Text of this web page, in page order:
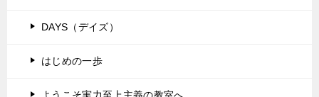
DAYS（デイズ）
はじめの一歩